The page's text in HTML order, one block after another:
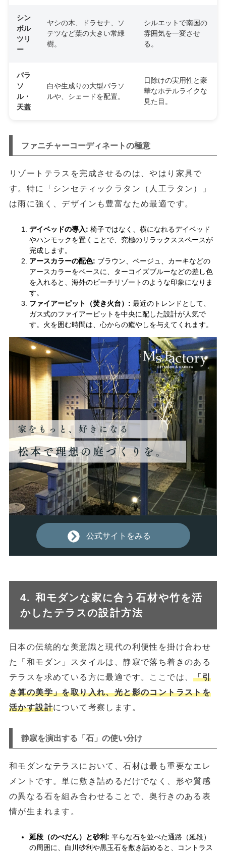
シン
ボル
ツリ
ー
ヤシの木、ドラセナ、ソ
テツなど葉の大きい常緑
樹。
シルエットで南国の
雰囲気を一変させ
る。
パラ
ソ
ル・
天蓋
白や生成りの大型パラソ
ルや、シェードを配置。
日除けの実用性と豪
華なホテルライクな
見た目。
ファニチャーコーディネートの極意
リゾートテラスを完成させるのは、やはり家具で
す。特に「シンセティックラタン（人工ラタン）」
は雨に強く、デザインも豊富なため最適です。
デイベッドの導入: 椅子ではなく、横になれるデイベッド
やハンモックを置くことで、究極のリラックススペースが
完成します。
アースカラーの配色: ブラウン、ベージュ、カーキなどの
アースカラーをベースに、ターコイズブルーなどの差し色
を入れると、海外のビーチリゾートのような印象になりま
す。
ファイアーピット（焚き火台）: 最近のトレンドとして、
ガス式のファイアーピットを中央に配した設計が人気で
す。火を囲む時間は、心からの癒やしを与えてくれます。
公式サイトをみる
4. 和モダンな家に合う石材や竹を活
かしたテラスの設計方法
日本の伝統的な美意識と現代の利便性を掛け合わせ
た「和モダン」スタイルは、静寂で落ち着きのある
テラスを求めている方に最適です。ここでは、「引
き算の美学」を取り入れ、光と影のコントラストを
活かす設計について考察します。
静寂を演出する「石」の使い分け
和モダンなテラスにおいて、石材は最も重要なエレ
メントです。単に敷き詰めるだけでなく、形や質感
の異なる石を組み合わせることで、奥行きのある表
情が生まれます。
延段（のべだん）と砂利: 平らな石を並べた通路（延段）
の周囲に、白川砂利や黒玉石を敷き詰めると、コントラス